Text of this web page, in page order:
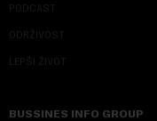
PODCAST
ODRŽIVOST
LEPŠI ŽIVOT
BUSSINES INFO GROUP